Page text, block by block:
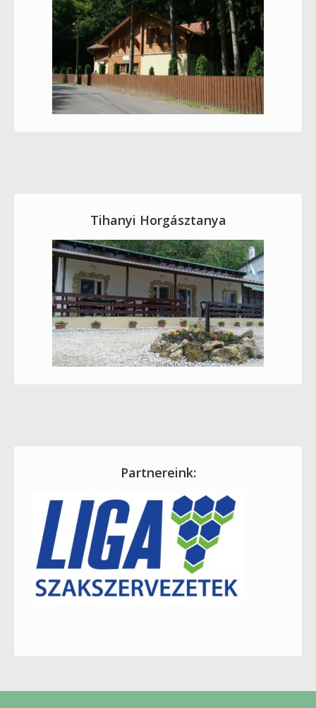
Tihanyi Horgásztanya
Partnereink: